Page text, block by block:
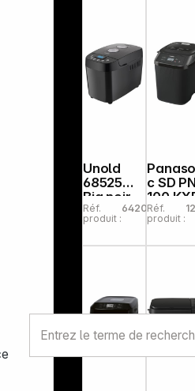
Unold
68525
Big noir
machine
à pain
Réf.
produit :
642077
c SD
100
noir
Réf.
produit :